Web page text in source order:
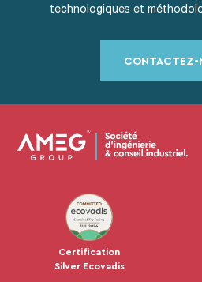
technologiques et
CONTACTEZ-
JUL 2024
Certification
Silver Ecovadis